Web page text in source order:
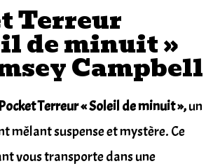
Terreur
de minuit »
Campbell
Pocket Terreur « Soleil de minuit »,un
mêlant suspense et mystère. Ce
vous transporte dans une